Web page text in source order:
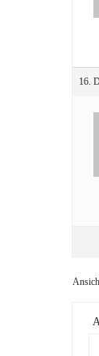
16.